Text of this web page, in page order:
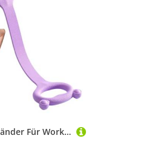
dzqad Fitnessbänder Für Workout - Achtform Widerstandsbänder | Pilates Ausrüstung - Für Schulter Arme Beine Brustkörper Männer Frauen Senioren Home Gym Fitness Yoga Reha Training